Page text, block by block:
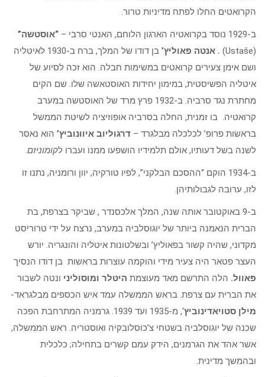
הקרואטים החלו לפתח מדיניות טרור.
ב-1929 נוסד בקרואטיה הארגון הלוחם, האנטי סרבי –
“אוסטשה”
(Ustaše)
. אנטה פאוליץ’
בן דודו של המלך, ברח ב-1930 לאיטליה
ושם אימן צעירים קרואטים במשימות חבלה. הוא זכה לסיוע של
איטליה הפשיסטית, במימון יחידות האוסטאשה שלו. שם הקים
מחתרת נגד סרביה. ב-1932 פרץ מרד של האוסטשה במערב
קרואטיה. בו זמנית, החלה בסרביה אופוזיציה לשיטת הממשל
בראשות פרופ’ לכלכלה מבלגרד – דרגוליוב איוונוביץ’ הוא נאסר
לשנה בשל דעותיו, אולם תלמידיו הושפעו ממנו ועברו לקומוניזם.
ב-1934 הוקם “ההסכם הבלקני”, לפיו טורקיה, יוון ורומניה, נתנו זו
לזו, ערובה לגבולותיהן.
ב-9 באוקטובר אותה שנה, המלך אלכסנדר , שביקר בצרפת, בת
הברית הנאמנה ביותר של יוגוסלביה במערב, נרצח על ידי טרוריסט
מקדוני, שהיה קשור בפאוליץ’ ובשלטונות איטליה והונגריה. יורש
העצר פטאר היה צעיר מידי והוקמה עוצרות בראשות בן דודו הנסיך
פאוול. הלה התרשם מאד מעוצמת היטלר ומוסוליני ונטה לשבור
את הברית עם צרפת. בראש הממשלה עמד איש הכספים מבלגראד-
מילן סטויאדינוביץ
‘, מ-1935 ועד 1939. גרמניה המתרחבת הפכה
שכנה של יוגוסלביה בשטחי צ’כוסלובקיה ואוסטריה. ראש הממשלה,
אשר אהד את הגרמנים, הידק עמם קשרים בתחילה; כלכלית
ובהמשך מדינית.